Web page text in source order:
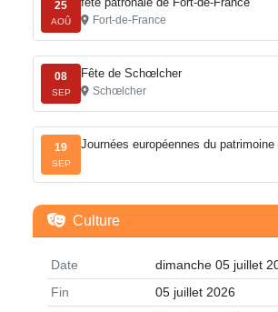
25
AOÛ Fort-de-France
08
SEP
Fête de Schœlcher
Schœlcher
19
SEP
Journées européennes du
Culture
Date
dimanche 05 juillet
Fin
05 juillet 2026